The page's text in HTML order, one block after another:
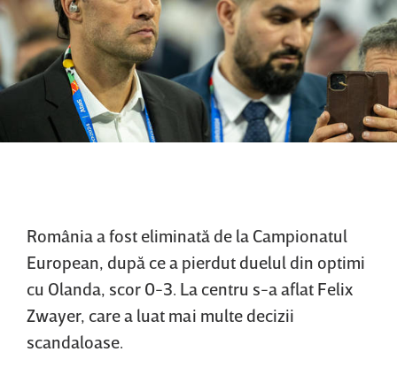
România a fost eliminată de la Campionatul
European, după ce a pierdut duelul din optimi
cu Olanda, scor 0-3. La centru s-a aflat Felix
Zwayer, care a luat mai multe decizii
scandaloase.